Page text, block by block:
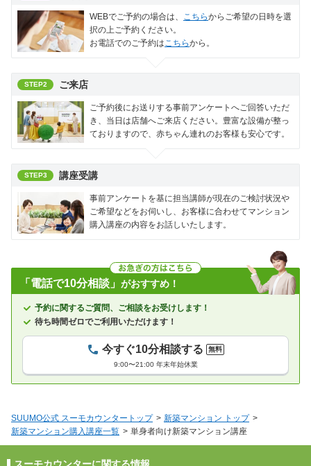
WEBでご予約の場合は、 こちらからご希望の日時を選
択の上ご予約ください。
お電話でのご予約はこちらから。
STEP2 ご来店
ご予約後にお送りする事前アンケートへご回答いただ
き、当日は店舗へご来店ください。豊富な設備が整っ
ておりますので、赤ちゃん連れのお客様も安心です。
STEP3 講座受講
事前アンケートを基に担当講師が現在のご検討状況や
ご希望などをお伺いし、お客様に合わせてマンション
購入講座の内容をお話しいたします。
「電話で10分相談」 がおすすめ！
予約に関するご質問、ご相談をお受けします！
待ち時間ゼロでご利用いただけます！
今すぐ10分相談する
無料
9:00〜21:00 年末年始休業
SUUMO公式 スーモカウンタートップ
新築マンション トップ
新築マンション購入講座一覧
単身者向け新築マンション講座